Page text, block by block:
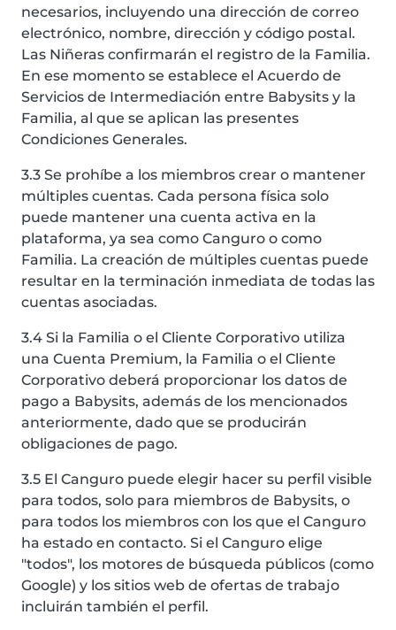
necesarios, incluyendo una dirección de correo
electrónico, nombre, dirección y código postal.
Las Niñeras confirmarán el registro de la Familia.
En ese momento se establece el Acuerdo de
Servicios de Intermediación entre Babysits y la
Familia, al que se aplican las presentes
Condiciones Generales.
3.3 Se prohíbe a los miembros crear o mantener
múltiples cuentas. Cada persona física solo
puede mantener una cuenta activa en la
plataforma, ya sea como Canguro o como
Familia. La creación de múltiples cuentas puede
resultar en la terminación inmediata de todas las
cuentas asociadas.
3.4 Si la Familia o el Cliente Corporativo utiliza
una Cuenta Premium, la Familia o el Cliente
Corporativo deberá proporcionar los datos de
pago a Babysits, además de los mencionados
anteriormente, dado que se producirán
obligaciones de pago.
3.5 El Canguro puede elegir hacer su perfil visible
para todos, solo para miembros de Babysits, o
para todos los miembros con los que el Canguro
ha estado en contacto. Si el Canguro elige
"todos", los motores de búsqueda públicos (como
Google) y los sitios web de ofertas de trabajo
incluirán también el perfil.